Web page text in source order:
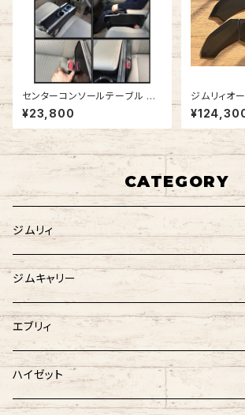
センターコンソールテーブル エ
ブリィワゴン DA17W
¥23,800
ジムリィオ
プター塗装
CATEGORY
ジムリィ
ジムキャリー
エブリィ
ハイゼット